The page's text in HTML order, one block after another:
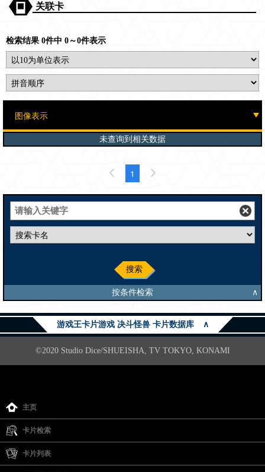
关联卡
检索结果 0件中 0～0件表示
未查询到相关数据
1
搜索
按条件检索 ∧
游戏王卡片游戏 决斗怪兽 卡片数据库 ∧
©2020 Studio Dice/SHUEISHA, TV TOKYO, KONAMI
主页
卡片检索
卡片列表